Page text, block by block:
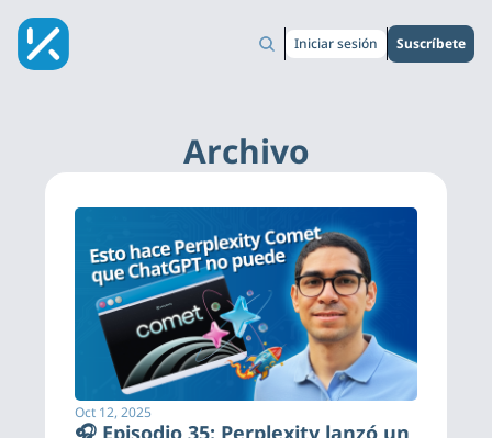
Iniciar sesión Suscríbete
Archivo
Oct 12, 2025
🎧 Episodio 35: Perplexity lanzó un